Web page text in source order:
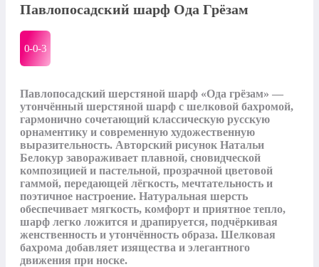
Павлопосадский шарф Ода Грёзам
0-0-3
Павлопосадский шерстяной шарф «Ода грёзам» —
утончённый шерстяной шарф с шелковой бахромой,
гармонично сочетающий классическую русскую
орнаментику и современную художественную
выразительность. Авторский рисунок Натальи
Белокур завораживает плавной, сновидческой
композицией и пастельной, прозрачной цветовой
гаммой, передающей лёгкость, мечтательность и
поэтичное настроение. Натуральная шерсть
обеспечивает мягкость, комфорт и приятное тепло,
шарф легко ложится и драпируется, подчёркивая
женственность и утончённость образа. Шелковая
бахрома добавляет изящества и элегантного
движения при носке.